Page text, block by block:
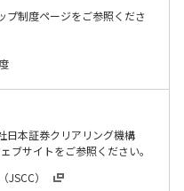
プ制度ページをご参照くださ
日本証券クリアリング機構
ェブサイトをご参照ください。
）